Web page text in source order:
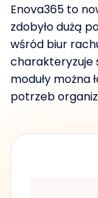
Enova365 to
zdobyło dużą
wśród biur
charakteryzuje
moduły
potrzeb